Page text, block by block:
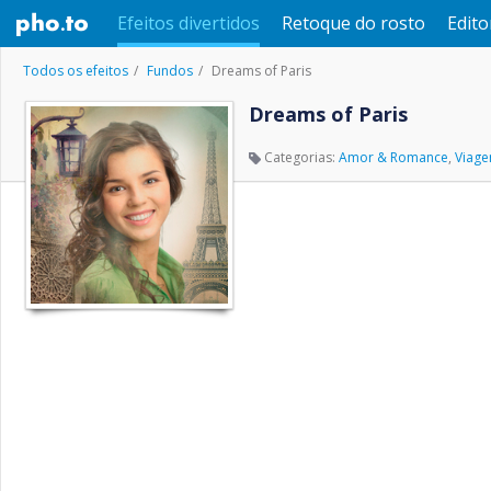
Efeitos divertidos Retoque do rosto
Todos os efeitos Fundos Dreams of Paris
Dreams of Paris
Categorias: Amor & Romance,